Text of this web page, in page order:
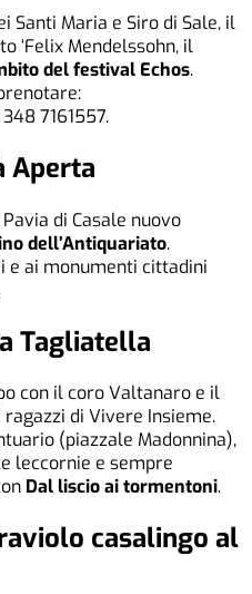
Santi Maria e Siro di Sale, il
‘Felix Mendelssohn, il
del festival Echos.
7161557.
Aperta
di Casale nuovo
dell’Antiquariato.
e ai monumenti cittadini
Tagliatella
con il coro Valtanaro e il
di Vivere Insieme.
(piazzale Madonnina),
leccornie e sempre
Dal liscio ai tormentoni.
casalingo al